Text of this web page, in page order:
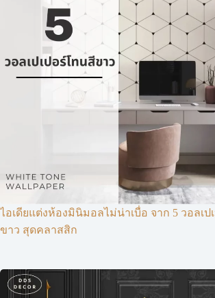
ไอเดียแต่งห้องมินิมอลไม่น่าเบื่อ จาก 5 วอลเป
ขาว สุดคลาสสิก